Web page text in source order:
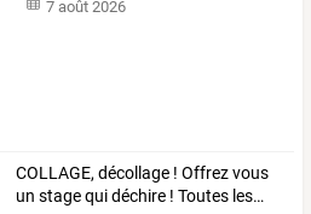
7 août 2026
COLLAGE,décollage ! Offrezvous
un stagequidéchire ! Toutes les…